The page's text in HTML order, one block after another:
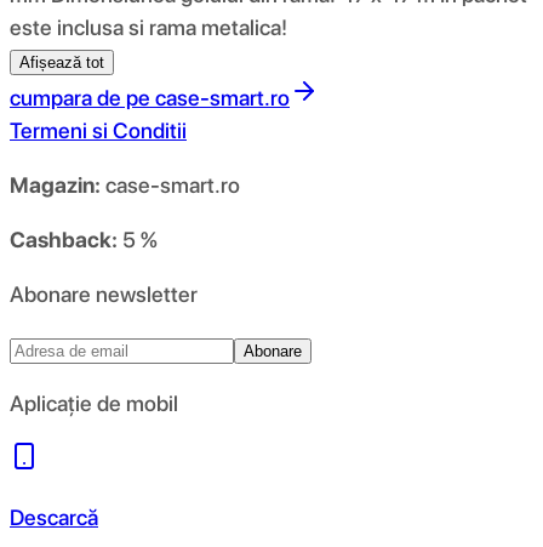
este inclusa si rama metalica!
Afișează tot
cumpara de pe case-smart.ro
Termeni si Conditii
Magazin: case-smart.ro
Cashback: 5 %
Abonare newsletter
Abonare
Aplicație de mobil
Descarcă